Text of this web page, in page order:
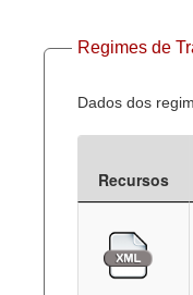
Regimes de
Dados dos
Recursos